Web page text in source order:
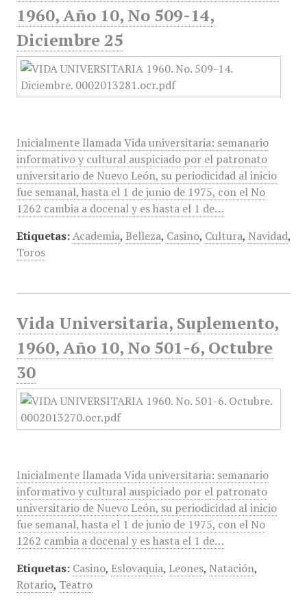
1960, Año 10, No 509-14,
Diciembre 25
Inicialmente llamada Vida universitaria: semanario
informativo y cultural auspiciado por el patronato
universitario de Nuevo León, su periodicidad al inicio
fue semanal, hasta el 1 de junio de 1975, con el No
1262 cambia a docenal y es hasta el 1 de…
Etiquetas: Academia, Belleza, Casino, Cultura, Navidad,
Toros
Vida Universitaria, Suplemento,
1960, Año 10, No 501-6, Octubre
30
Inicialmente llamada Vida universitaria: semanario
informativo y cultural auspiciado por el patronato
universitario de Nuevo León, su periodicidad al inicio
fue semanal, hasta el 1 de junio de 1975, con el No
1262 cambia a docenal y es hasta el 1 de…
Etiquetas: Casino, Eslovaquia, Leones, Natación,
Rotario, Teatro